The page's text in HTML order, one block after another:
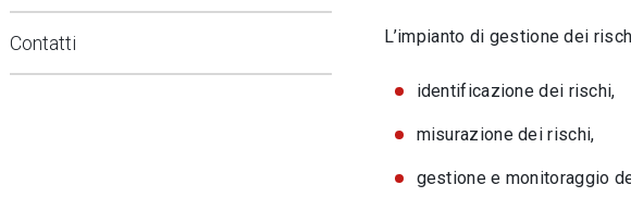
Contatti L’impianto di gestione dei
identificazione dei rischi,
misurazione dei rischi,
gestione e monitoraggio